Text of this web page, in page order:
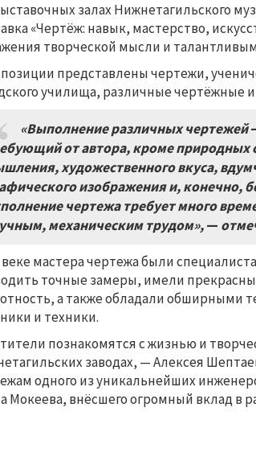
залах Нижнетагильского
«Чертёж: навык, мастерство,
творческой мысли и
представлены чертежи,
училища, различные чертёжные
«Выполнение различных чертежей
от автора, кроме природных
художественного вкуса,
изображения и, конечно,
чертежа требует много
механическим трудом»,—
веке мастера чертежа были
точные замеры, имели
а также обладали обширными
и техники.
познакомятся с жизнью и
заводах, — Алексея
одного из уникальнейших
Мокеева, внёсшего огромный вклад в